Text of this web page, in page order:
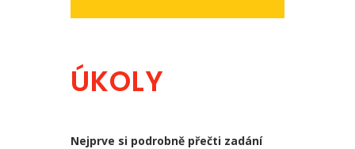
ÚKOLY
Nejprve si podrobně přečti zadání